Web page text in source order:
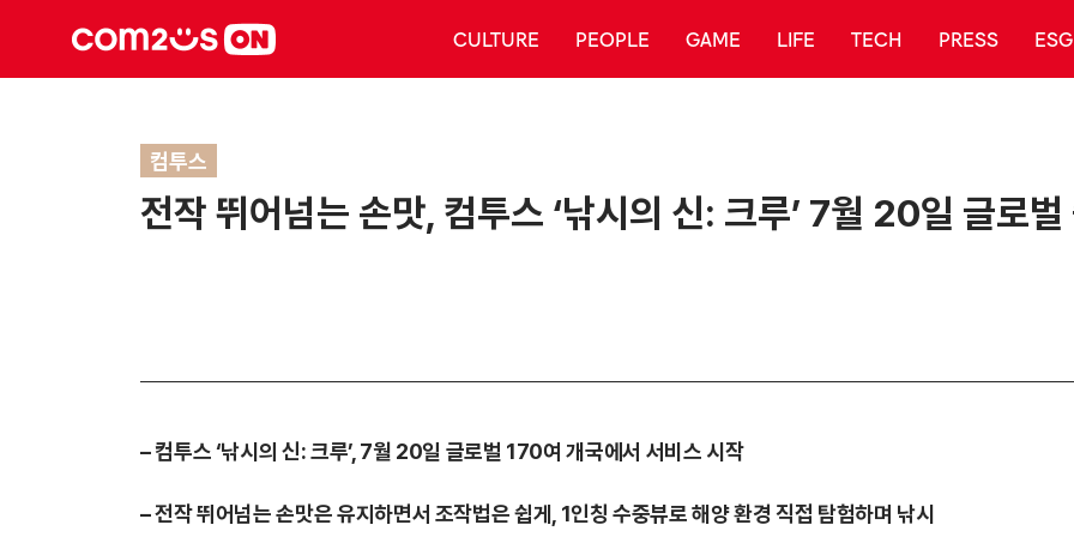
CULTURE PEOPLE GAME LIFE TECH PRESS ESG
컴투스
전작 뛰어넘는 손맛, 컴투스 ‘낚시의 신: 크루’ 7월 20일 글로벌
–컴투스 ‘낚시의 신:크루’, 7월 20일 글로벌 170여 개국에서 서비스 시작
– 전작뛰어넘는손맛은 유지하면서 조작법은 쉽게, 1인칭 수중뷰로 해양 환경 직접 탐험하며 낚시